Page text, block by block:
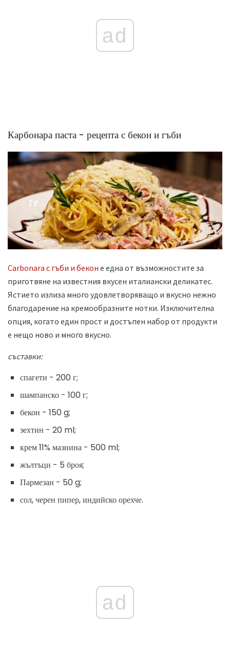
ad
Карбонара паста - рецепта с бекон и гъби
Carbonara с гъби и бекон е една от възможностите за
приготвяне на известния вкусен италиански деликатес.
Ястието излиза много удовлетворяващо и вкусно нежно
благодарение на кремообразните нотки. Изключителна
опция, когато един прост и достъпен набор от продукти
е нещо ново и много вкусно.
съставки:
спагети - 200 г;
шампанско - 100 г;
бекон - 150 g;
зехтин - 20 ml;
крем 11% мазнина - 500 ml;
жълтъци - 5 броя;
Пармезан - 50 g;
сол, черен пипер, индийско орехче.
ad